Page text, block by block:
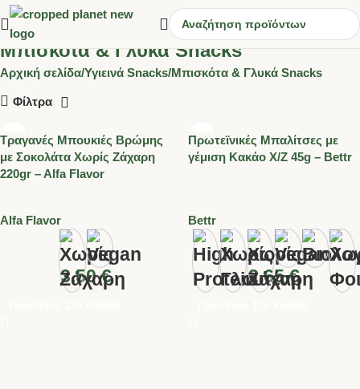
Μπισκότα & Γλυκά Snacks
Αρχική σελίδα Υγιεινά Snacks Μπισκότα & Γλυκά Snacks
Φίλτρα
Τραγανές Μπουκιές Βρώμης
με Σοκολάτα Χωρίς Ζάχαρη
220gr – Alfa Flavor
Alfa Flavor
3.50€
Πρωτεϊνικές Μπαλίτσες με
γέμιση Κακάο Χ/Ζ 45g – Bettr
Bettr
2.65€